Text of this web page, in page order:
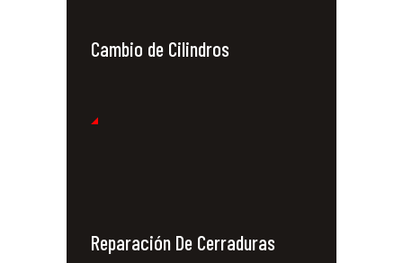
Cambio de Cilindros
Reparación De Cerraduras